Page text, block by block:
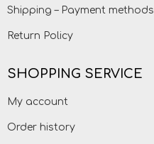
Shipping – Payment methods
Return Policy
SHOPPING SERVICE
My account
Order history